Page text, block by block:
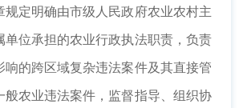
规定明确由市级人民政府农业农村主
单位承担的农业行政执法职责，负责
响的跨区域复杂违法案件及其直接管
般农业违法案件，监督指导、组织协